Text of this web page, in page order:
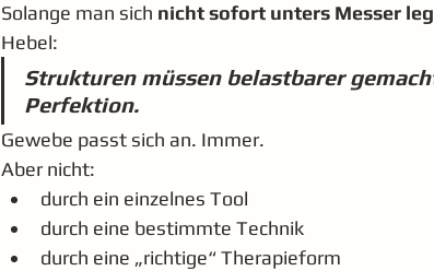
Solange man sich nicht sofort unters Messer
Hebel:
Strukturen müssen belastbarer
Perfektion.
Gewebe passt sich an. Immer.
Aber nicht:
durch ein einzelnes Tool
durch eine bestimmte Technik
durch eine „richtige“ Therapieform